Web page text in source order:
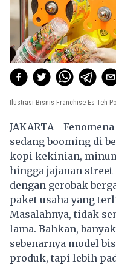
Ilustrasi Bisnis Franchise Es Teh
JAKARTA -
sedang booming di
kopi kekinian,
hingga jajanan
dengan gerobak
paket usaha yang
Masalahnya, tidak
lama. Bahkan,
sebenarnya model
produk, tapi lebih